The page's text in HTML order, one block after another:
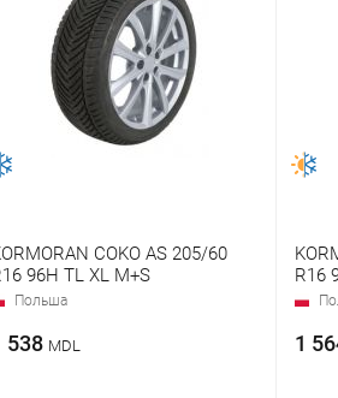
COKO AS 205/60
96H TL XL M+S
Польша
538 MDL
R16
1